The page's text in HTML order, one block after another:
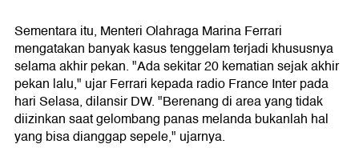
Sementara itu, Menteri Olahraga Marina Ferrari
mengatakan banyak kasus tenggelam terjadi khususnya
selama akhir pekan. "Ada sekitar 20 kematian sejak akhir
pekan lalu," ujar Ferrari kepada radio France Inter pada
hari Selasa, dilansir DW. "Berenang di area yang tidak
diizinkan saat gelombang panas melanda bukanlah hal
yang bisa dianggap sepele," ujarnya.